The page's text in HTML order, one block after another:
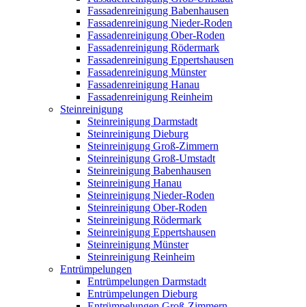
Fassadenreinigung Babenhausen
Fassadenreinigung Nieder-Roden
Fassadenreinigung Ober-Roden
Fassadenreinigung Rödermark
Fassadenreinigung Eppertshausen
Fassadenreinigung Münster
Fassadenreinigung Hanau
Fassadenreinigung Reinheim
Steinreinigung
Steinreinigung Darmstadt
Steinreinigung Dieburg
Steinreinigung Groß-Zimmern
Steinreinigung Groß-Umstadt
Steinreinigung Babenhausen
Steinreinigung Hanau
Steinreinigung Nieder-Roden
Steinreinigung Ober-Roden
Steinreinigung Rödermark
Steinreinigung Eppertshausen
Steinreinigung Münster
Steinreinigung Reinheim
Entrümpelungen
Entrümpelungen Darmstadt
Entrümpelungen Dieburg